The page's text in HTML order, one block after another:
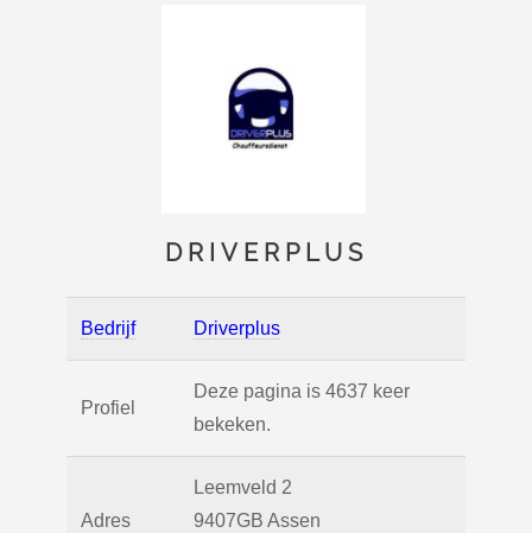
DRIVERPLUS
Bedrijf Driverplus
Profiel
Deze pagina is 4637 keer
bekeken.
Adres
Leemveld 2
9407GB Assen